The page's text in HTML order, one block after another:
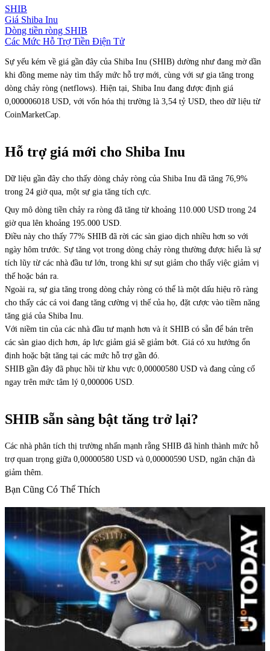
SHIB
Giá Shiba Inu
Dòng tiền ròng SHIB
Các Mức Hỗ Trợ Tiền Điện Tử
Sự yếu kém về giá gần đây của Shiba Inu (SHIB) dường như đang mờ dần
khi đồng meme này tìm thấy mức hỗ trợ mới, cùng với sự gia tăng trong
dòng chảy ròng (netflows). Hiện tại, Shiba Inu đang được định giá
0,000006018 USD, với vốn hóa thị trường là 3,54 tỷ USD, theo dữ liệu từ
CoinMarketCap.
Hỗ trợ giá mới cho Shiba Inu
Dữ liệu gần đây cho thấy dòng chảy ròng của Shiba Inu đã tăng 76,9%
trong 24 giờ qua, một sự gia tăng tích cực.
Quy mô dòng tiền chảy ra ròng đã tăng từ khoảng 110.000 USD trong 24
giờ qua lên khoảng 195.000 USD.
Điều này cho thấy 77% SHIB đã rời các sàn giao dịch nhiều hơn so với
ngày hôm trước. Sự tăng vọt trong dòng chảy ròng thường được hiểu là sự
tích lũy từ các nhà đầu tư lớn, trong khi sự sụt giảm cho thấy việc giảm vị
thế hoặc bán ra.
Ngoài ra, sự gia tăng trong dòng chảy ròng có thể là một dấu hiệu rõ ràng
cho thấy các cá voi đang tăng cường vị thế của họ, đặt cược vào tiềm năng
tăng giá của Shiba Inu.
Với niềm tin của các nhà đầu tư mạnh hơn và ít SHIB có sẵn để bán trên
các sàn giao dịch hơn, áp lực giảm giá sẽ giảm bớt. Giá có xu hướng ổn
định hoặc bật tăng tại các mức hỗ trợ gần đó.
SHIB gần đây đã phục hồi từ khu vực 0,00000580 USD và đang củng cố
ngay trên mức tâm lý 0,000006 USD.
SHIB sẵn sàng bật tăng trở lại?
Các nhà phân tích thị trường nhấn mạnh rằng SHIB đã hình thành mức hỗ
trợ quan trọng giữa 0,00000580 USD và 0,00000590 USD, ngăn chặn đà
giảm thêm.
Bạn Cũng Có Thể Thích